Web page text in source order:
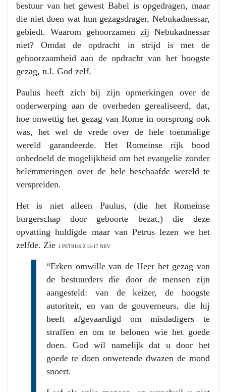
bestuur van het gewest Babel is opgedragen, maar
die niet doen wat hun gezagsdrager, Nebukadnessar,
gebiedt. Waarom gehoorzamen zij Nebukadnessar
niet? Omdat de opdracht in strijd is met de
gehoorzaamheid aan de opdracht van het hoogste
gezag, n.l. God zelf.
Paulus heeft zich bij zijn opmerkingen over de
onderwerping aan de overheden gerealiseerd, dat,
hoe onwettig het gezag van Rome in oorsprong ook
was, het wel de vrede over de hele toenmalige
wereld garandeerde. Het Romeinse rijk bood
onbedoeld de mogelijkheid om het evangelie zonder
belemmeringen over de hele beschaafde wereld te
verspreiden.
Het is niet alleen Paulus, (die het Romeinse
burgerschap door geboorte bezat,) die deze
opvatting huldigde maar van Petrus lezen we het
zelfde. Zie 1 PETRUS 2:13-17 NBV
“Erken omwille van de Heer het gezag van
de bestuurders die door de mensen zijn
aangesteld: van de keizer, de hoogste
autoriteit, en van de gouverneurs, die hij
heeft afgevaardigd om misdadigers te
straffen en om te belonen wie het goede
doen. God wil namelijk dat u door het
goede te doen onwetende dwazen de mond
snoert.